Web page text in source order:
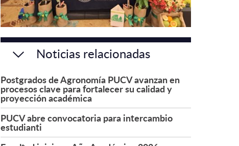
Noticias relacionadas
Postgrados de Agronomía PUCV avanzan en
procesos clave para fortalecer su calidad y
proyección académica
PUCV abre convocatoria para intercambio
estudianti